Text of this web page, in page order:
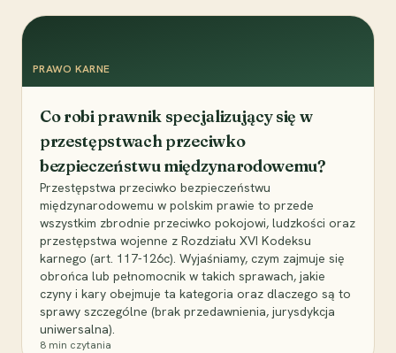
PRAWO KARNE
Co robi prawnik specjalizujący się w
przestępstwach przeciwko
bezpieczeństwu międzynarodowemu?
Przestępstwa przeciwko bezpieczeństwu
międzynarodowemu w polskim prawie to przede
wszystkim zbrodnie przeciwko pokojowi, ludzkości oraz
przestępstwa wojenne z Rozdziału XVI Kodeksu
karnego (art. 117-126c). Wyjaśniamy, czym zajmuje się
obrońca lub pełnomocnik w takich sprawach, jakie
czyny i kary obejmuje ta kategoria oraz dlaczego są to
sprawy szczególne (brak przedawnienia, jurysdykcja
uniwersalna).
8 min czytania